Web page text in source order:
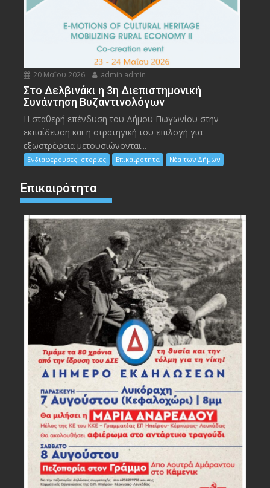
20 Μαΐου 2026 admin admin
Στο Δελβινάκι η 3η Διεπιστημονική
Συνάντηση Βυζαντινολόγων
Η σταθερή επένδυση του Δήμου Πωγωνίου στην
εκπαίδευση και η στρατηγική του επιλογή για
εξωστρέφεια μετουσιώνονται...
Ενδιαφέρουσες Ιστορίες Επικαιρότητα Νέα των Δήμων
Επικαιρότητα